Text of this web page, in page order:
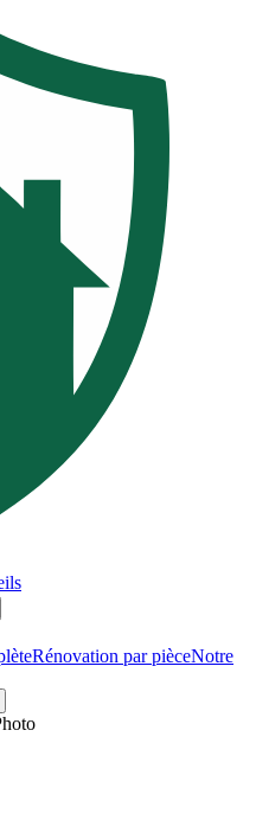
Rénovation par pièceNotre